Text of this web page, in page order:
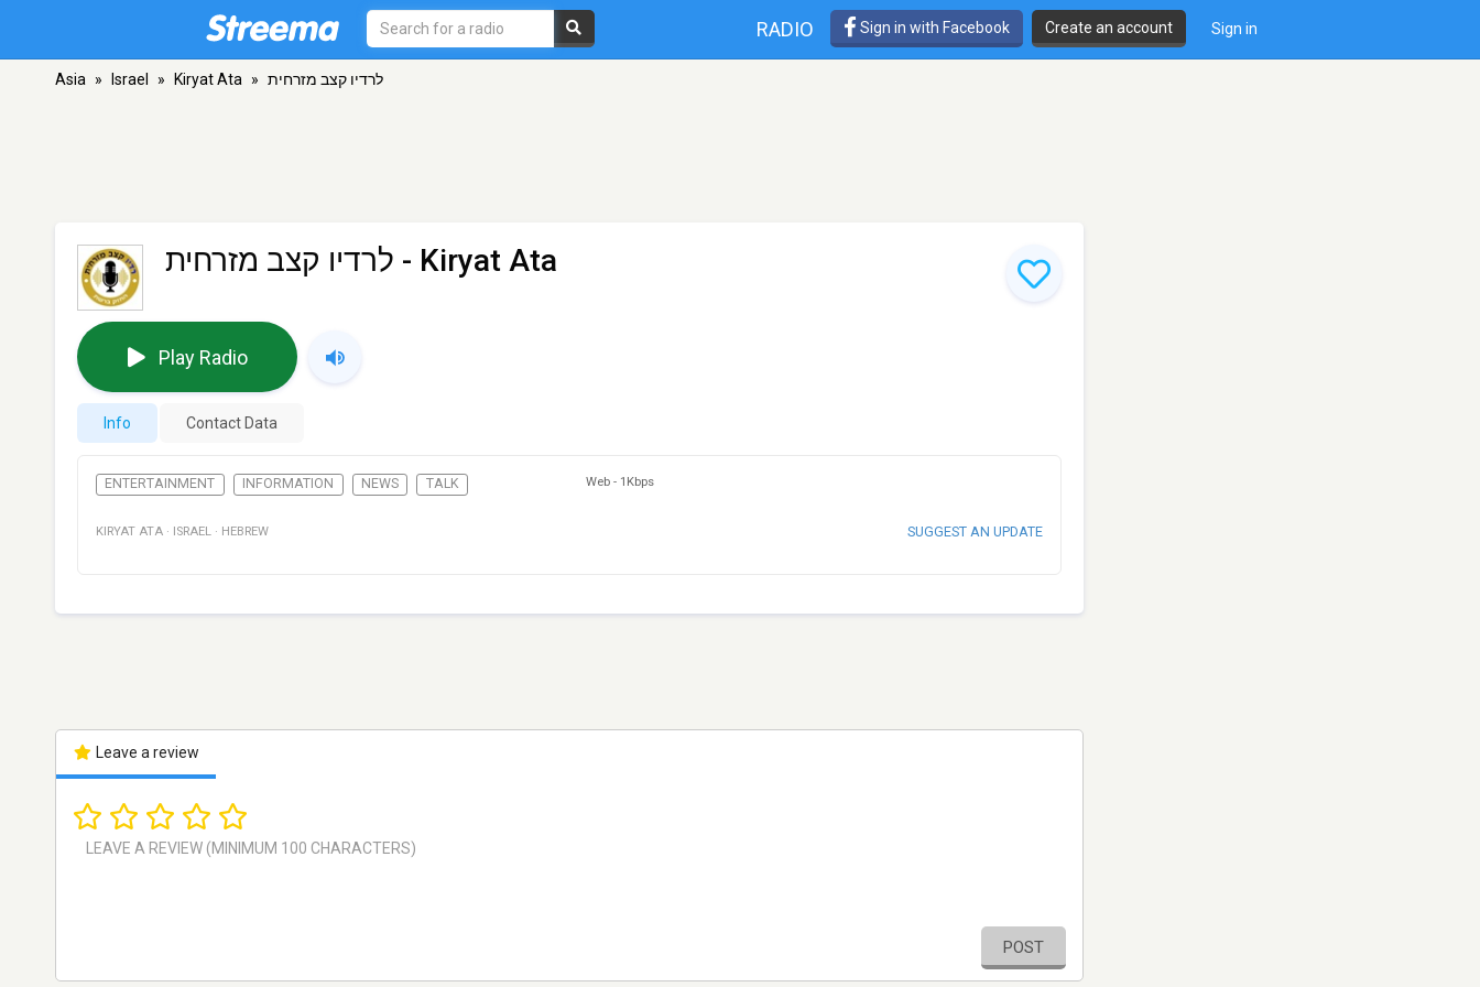
RADIO Sign in with Facebook Create an account Sign in
Asia » Israel » Kiryat Ata » לרדיו קצב מזרחית
לרדיו קצב מזרחית - Kiryat Ata
Play Radio
Info Contact Data
ENTERTAINMENT INFORMATION NEWS TALK Web - 1Kbps
KIRYAT ATA · ISRAEL · HEBREW SUGGEST AN UPDATE
Leave a review
POST